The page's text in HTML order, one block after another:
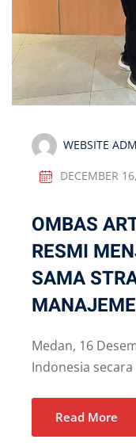
WEBSITE
DECEMBER
OMBAS
RESMI
SAMA
Medan, 16
Indonesia secara
Read More